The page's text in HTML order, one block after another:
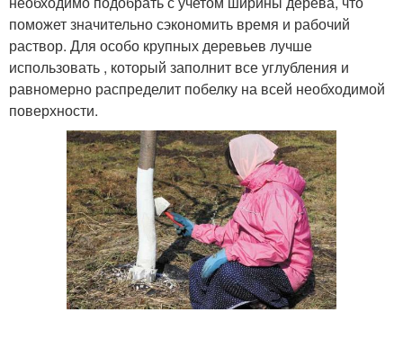
поможет значительно сэкономить время и рабочий
раствор. Для особо крупных деревьев лучше
использовать , который заполнит все углубления и
равномерно распределит побелку на всей необходимой
поверхности.